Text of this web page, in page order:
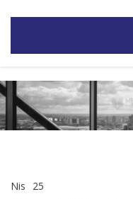
Nis 25